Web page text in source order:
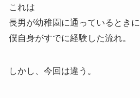
これは
長男が幼稚園に通っているときに
僕自身がすでに経験した流れ。
しかし、今回は違う。